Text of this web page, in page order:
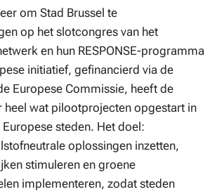
om Stad Brussel te
op het slotcongres van het
en hun RESPONSE-programma
initiatief, gefinancierd via de
Europese Commissie, heeft de
heel wat pilootprojecten opgestart in
steden. Het doel:
oplossingen inzetten,
stimuleren en groene
implementeren, zodat steden